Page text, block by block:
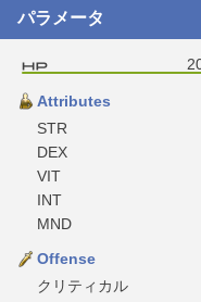
パラメータ
Attributes
STR
DEX
VIT
INT
MND
Offense
クリティカル